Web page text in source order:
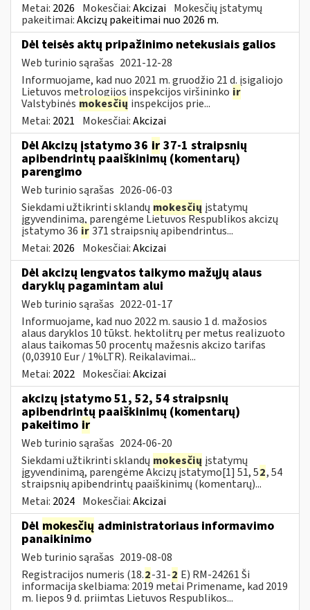
Metai: 2026 Mokesčiai:Akcizai Mokesčių įstatymų
pakeitimai:Akcizų pakeitimai nuo 2026 m.
Dėl teisės aktų pripažinimo netekusiais galios
Web turinio sąrašas 2021-12-28
Informuojame, kad nuo 2021 m. gruodžio 21 d. įsigaliojo
Lietuvos metrologijos inspekcijos viršininko ir
Valstybinės mokesčių inspekcijos prie...
Metai: 2021 Mokesčiai:Akcizai
Dėl Akcizų įstatymo 36 ir 37-1 straipsnių
apibendrintų paaiškinimų (komentarų)
parengimo
Web turinio sąrašas 2026-06-03
Siekdami užtikrinti sklandų mokesčių įstatymų
įgyvendinimą, parengėme Lietuvos Respublikos akcizų
įstatymo 36 ir371 straipsnių apibendrintus...
Metai: 2026 Mokesčiai:Akcizai
Dėl akcizų lengvatos taikymo mažųjų alaus
daryklų pagamintam alui
Web turinio sąrašas 2022-01-17
Informuojame, kad nuo 2022 m. sausio 1 d. mažosios
alaus daryklos 10 tūkst. hektolitrų per metus realizuoto
alaus taikomas 50 procentų mažesnis akcizo tarifas
(0,03910 Eur / 1%LTR). Reikalavimai...
Metai: 2022 Mokesčiai:Akcizai
akcizų įstatymo 51, 52, 54 straipsnių
apibendrintų paaiškinimų (komentarų)
pakeitimo ir
Web turinio sąrašas 2024-06-20
Siekdami užtikrinti sklandų mokesčių įstatymų
įgyvendinimą, parengėme Akcizų įstatymo[1] 51, 52, 54
straipsnių apibendrintų paaiškinimų (komentarų)...
Metai: 2024 Mokesčiai:Akcizai
Dėl mokesčių administratoriaus informavimo
panaikinimo
Web turinio sąrašas 2019-08-08
Registracijos numeris (18.2-31-2 E) RM-24261 Ši
informacija skelbiama: 2019 metai Primename, kad 2019
m. liepos 9 d. priimtas Lietuvos Respublikos...